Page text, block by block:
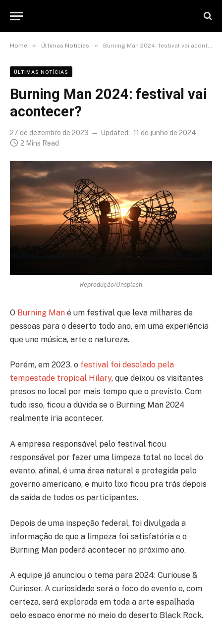
Home » Últimas Notícias » Burning Man 2024: festival vai acontecer?
ÚLTIMAS NOTÍCIAS
Burning Man 2024: festival vai
acontecer?
27 de dezembro de 2023 Updated: 11 de junho de 2024
2 Mins Read
Reprodução/Unsplash
O Burning Man é um festival que leva milhares de
pessoas para o deserto todo ano, em uma experiência
que une música, arte e natureza.
Porém, em 2023, o festival foi desolado pela
tempestade tropical Hilary, que deixou os visitantes
presos no local por mais tempo que o previsto. Com
tudo isso, ficou a dúvida se o Burning Man 2024
realmente iria acontecer.
A empresa responsável pelo festival ficou
responsável por fazer uma limpeza total no local do
evento, afinal, é uma área natural e protegida pelo
governo americano, e muito lixo ficou pra trás depois
da saída de todos os participantes.
Depois de uma inspeção federal, foi divulgada a
informação de que a limpeza foi satisfatória e o
Burning Man poderá acontecer no próximo ano.
A equipe já anunciou o tema para 2024: Curiouse &
Curioser. A curiosidade será o foco do evento e, com
certeza, será explorada em toda a arte espalhada
pelo espaço enorme no meio do deserto Black Rock.